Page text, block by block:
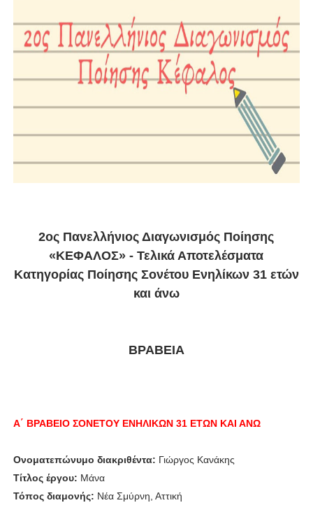
2ος Πανελλήνιος Διαγωνισμός Ποίησης
«ΚΕΦΑΛΟΣ» - Τελικά Αποτελέσματα
Κατηγορίας Ποίησης Σονέτου Ενηλίκων 31 ετών
και άνω
ΒΡΑΒΕΙΑ
Α΄ ΒΡΑΒΕΙΟ ΣΟΝΕΤΟΥ ΕΝΗΛΙΚΩΝ 31 ΕΤΩΝ ΚΑΙ ΑΝΩ
Ονοματεπώνυμο διακριθέντα: Γιώργος Κανάκης
Τίτλος έργου: Μάνα
Τόπος διαμονής: Νέα Σμύρνη, Αττική